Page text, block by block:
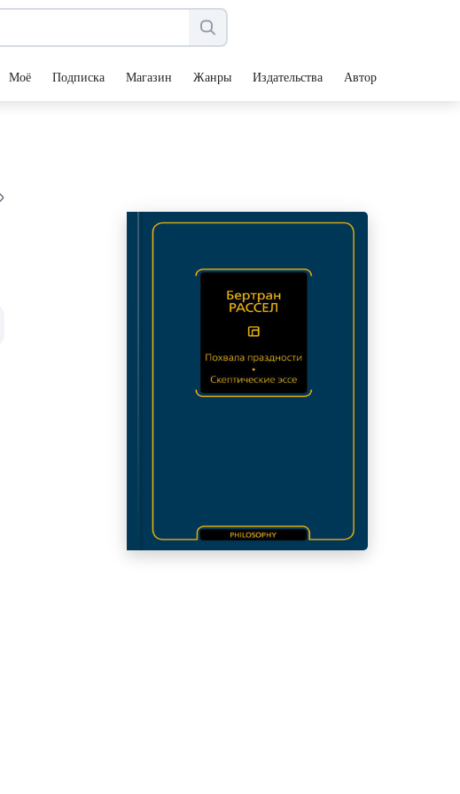
Моё Подписка Магазин Жанры Издательства Авторы